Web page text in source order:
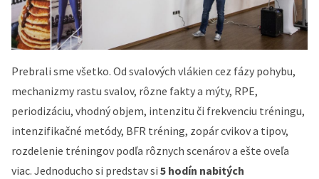
Prebrali sme všetko. Od svalových vlákien cez fázy pohybu,
mechanizmy rastu svalov, rôzne fakty a mýty, RPE,
periodizáciu, vhodný objem, intenzitu či frekvenciu tréningu,
intenzifikačné metódy, BFR tréning, zopár cvikov a tipov,
rozdelenie tréningov podľa rôznych scenárov a ešte oveľa
viac. Jednoducho si predstav si 5 hodín nabitých